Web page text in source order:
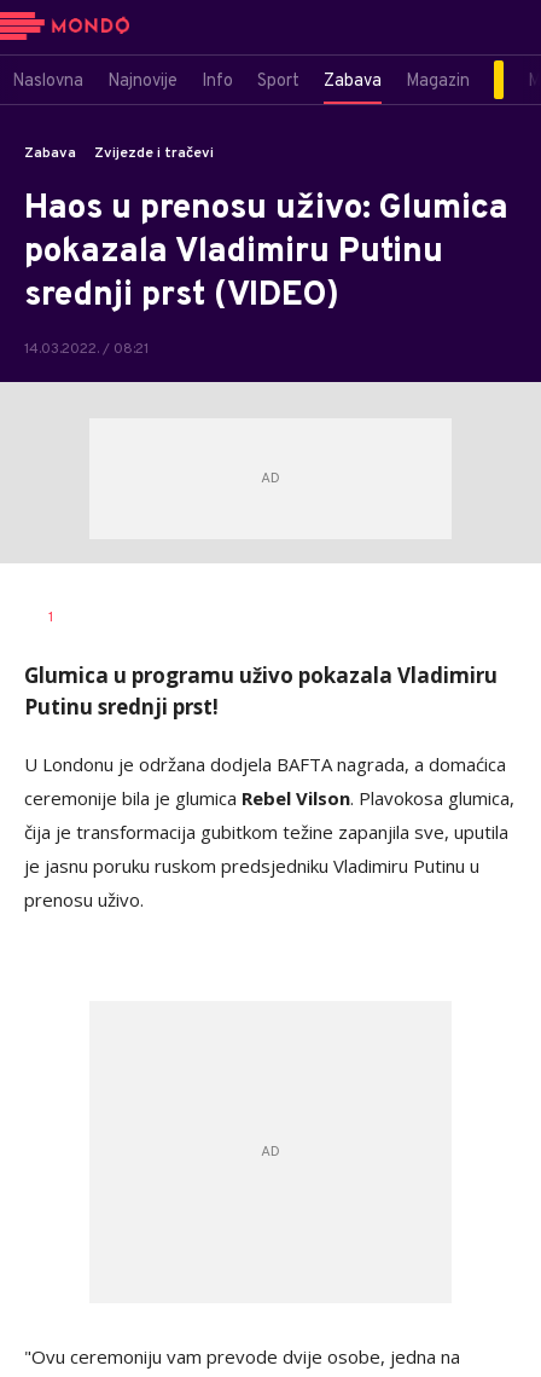
Naslovna Najnovije Info Sport Zabava Magazin
Zabava Zvijezde i tračevi
Haos u prenosu uživo: Glumica
pokazala Vladimiru Putinu
srednji prst (VIDEO)
14.03.2022. / 08:21
AUTOR
1
Glumica u programu uživo pokazala Vladimiru
Putinu srednji prst!
U Londonu je održana dodjela BAFTA nagrada, a domaćica
ceremonije bila je glumica Rebel Vilson. Plavokosa glumica,
čija je transformacija gubitkom težine zapanjila sve, uputila
je jasnu poruku ruskom predsjedniku Vladimiru Putinu u
prenosu uživo.
"Ovu ceremoniju vam prevode dvije osobe, jedna na